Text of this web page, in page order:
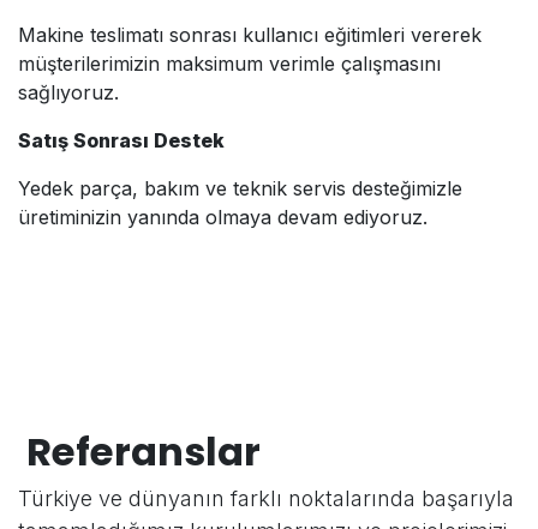
Makine teslimatı sonrası kullanıcı eğitimleri vererek
müşterilerimizin maksimum verimle çalışmasını
sağlıyoruz.
Satış Sonrası Destek
Yedek parça, bakım ve teknik servis desteğimizle
üretiminizin yanında olmaya devam ediyoruz.
Referanslar
Türkiye ve dünyanın farklı noktalarında başarıyla